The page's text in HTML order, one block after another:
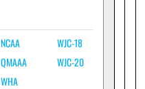
NCAA
QMAAA
WHA
WJC-18
WJC-20